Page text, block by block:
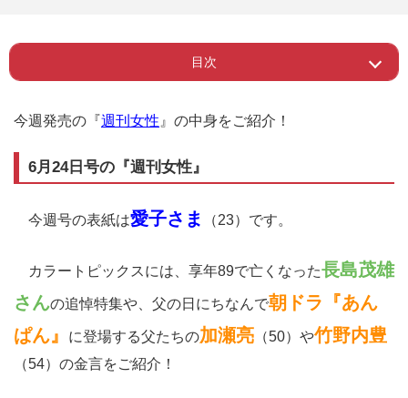
目次
今週発売の『週刊女性 』の中身をご紹介！
6月24日号の『週刊女性』
今週号の表紙は愛子さま （23）です。
カラートピックスには、享年89で亡くなった長島茂雄
さんの追悼特集や、父の日にちなんで朝ドラ『あん
ぱん』
に登場する父たちの加瀬亮 （50）や竹野内豊
（54）の金言をご紹介！